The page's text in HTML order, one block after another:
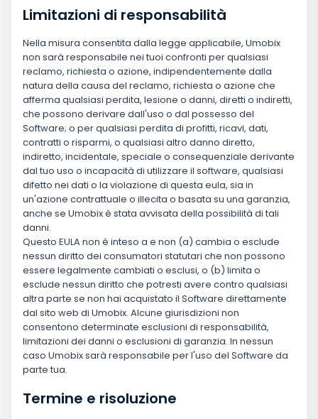
Limitazioni di responsabilità
Nella misura consentita dalla legge applicabile, Umobix
non sarà responsabile nei tuoi confronti per qualsiasi
reclamo, richiesta o azione, indipendentemente dalla
natura della causa del reclamo, richiesta o azione che
afferma qualsiasi perdita, lesione o danni, diretti o indiretti,
che possono derivare dall'uso o dal possesso del
Software; o per qualsiasi perdita di profitti, ricavi, dati,
contratti o risparmi, o qualsiasi altro danno diretto,
indiretto, incidentale, speciale o consequenziale derivante
dal tuo uso o incapacità di utilizzare il software, qualsiasi
difetto nei dati o la violazione di questa eula, sia in
un'azione contrattuale o illecita o basata su una garanzia,
anche se Umobix è stata avvisata della possibilità di tali
danni.
Questo EULA non è inteso a e non (a) cambia o esclude
nessun diritto dei consumatori statutari che non possono
essere legalmente cambiati o esclusi, o (b) limita o
esclude nessun diritto che potresti avere contro qualsiasi
altra parte se non hai acquistato il Software direttamente
dal sito web di Umobix. Alcune giurisdizioni non
consentono determinate esclusioni di responsabilità,
limitazioni dei danni o esclusioni di garanzia. In nessun
caso Umobix sarà responsabile per l'uso del Software da
parte tua.
Termine e risoluzione